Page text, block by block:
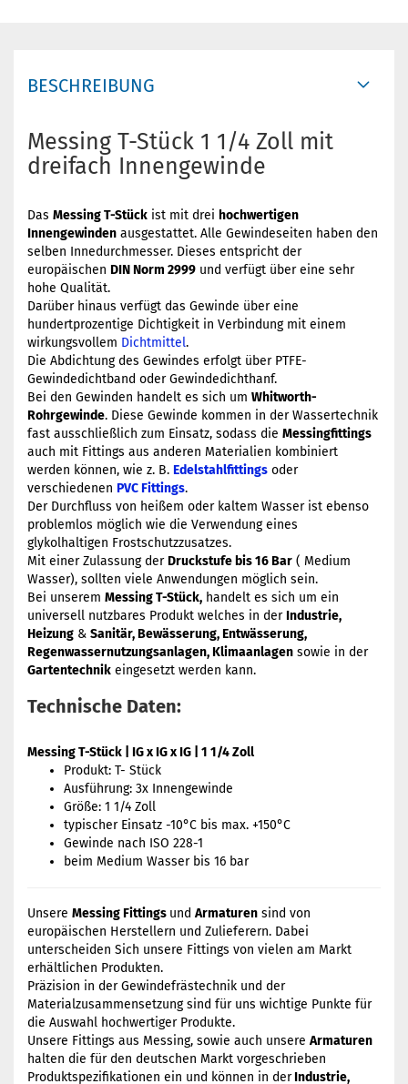
BESCHREIBUNG
Messing T-Stück 1 1/4 Zoll mit
dreifach Innengewinde
Das Messing T-Stück ist mit drei hochwertigen
Innengewinden ausgestattet. Alle Gewindeseiten haben den
selben Innedurchmesser. Dieses entspricht der
europäischen DIN Norm 2999 und verfügt über eine sehr
hohe Qualität.
Darüber hinaus verfügt das Gewinde über eine
hundertprozentige Dichtigkeit in Verbindung mit einem
wirkungsvollem Dichtmittel.
Die Abdichtung des Gewindes erfolgt über PTFE-
Gewindedichtband oder Gewindedichthanf.
Bei den Gewinden handelt es sich um Whitworth-
Rohrgewinde. Diese Gewinde kommen in der Wassertechnik
fast ausschließlich zum Einsatz, sodass die Messingfittings
auch mit Fittings aus anderen Materialien kombiniert
werden können, wie z. B. Edelstahlfittings oder
verschiedenen PVC Fittings.
Der Durchfluss von heißem oder kaltem Wasser ist ebenso
problemlos möglich wie die Verwendung eines
glykolhaltigen Frostschutzzusatzes.
Mit einer Zulassung derDruckstufe bis 16 Bar ( Medium
Wasser), sollten viele Anwendungen möglich sein.
Bei unserem Messing T-Stück, handelt es sich um ein
universell nutzbares Produkt welches in derIndustrie,
Heizung & Sanitär, Bewässerung, Entwässerung,
Regenwassernutzungsanlagen, Klimaanlagen sowie in der
Gartentechnik eingesetzt werden kann.
Technische Daten:
Messing T-Stück | IG x IG x IG | 1 1/4 Zoll
Produkt: T- Stück
Ausführung: 3x Innengewinde
Größe: 1 1/4 Zoll
typischer Einsatz -10°C bis max. +150°C
Gewinde nach ISO 228-1
beim Medium Wasser bis 16 bar
Unsere Messing Fittings und Armaturen sind von
europäischen Herstellern und Zulieferern. Dabei
unterscheiden Sich unsere Fittings von vielen am Markt
erhältlichen Produkten.
Präzision in der Gewindefrästechnik und der
Materialzusammensetzung sind für uns wichtige Punkte für
die Auswahl hochwertiger Produkte.
Unsere Fittings aus Messing, sowie auch unsere Armaturen
halten die für den deutschen Markt vorgeschrieben
Produktspezifikationen ein und können in derIndustrie,